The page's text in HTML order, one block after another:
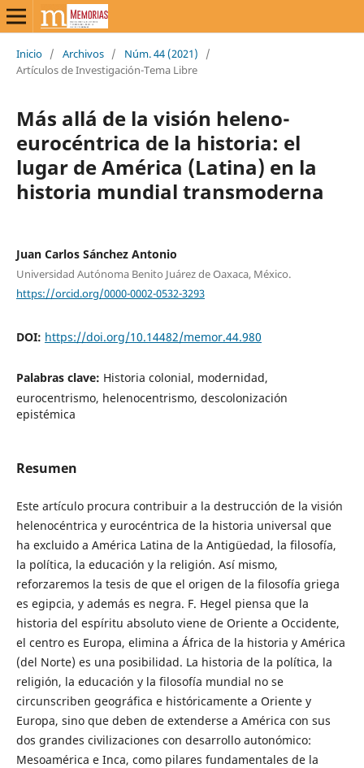
Inicio / Archivos / Núm. 44 (2021)
/
Artículos de Investigación-Tema Libre
Más allá de la visión heleno-
eurocéntrica de la historia: el
lugar de América (Latina) en la
historia mundial transmoderna
Juan Carlos Sánchez Antonio
Universidad Autónoma Benito Juárez de Oaxaca, México.
https://orcid.org/0000-0002-0532-3293
DOI: https://doi.org/10.14482/memor.44.980
Palabras clave: Historia colonial, modernidad,
eurocentrismo, helenocentrismo, descolonización
epistémica
Resumen
Este artículo procura contribuir a la destrucción de la visión
helenocéntrica y eurocéntrica de la historia universal que
ha excluido a América Latina de la Antigüedad, la filosofía,
la política, la educación y la religión. Así mismo,
reforzaremos la tesis de que el origen de la filosofía griega
es egipcia, y además es negra. F. Hegel piensa que la
historia del espíritu absoluto viene de Oriente a Occidente,
el centro es Europa, elimina a África de la historia y América
(del Norte) es una posibilidad. La historia de la política, la
religión, la educación y la filosofía mundial no se
circunscriben geográfica e históricamente a Oriente y
Europa, sino que deben de extenderse a América con sus
dos grandes civilizaciones con desarrollo autonómico:
Mesoamérica e Inca, como pilares fundamentales de la